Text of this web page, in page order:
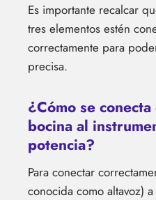
Es importante recalcar
tres elementos estén
correctamente para
precisa.
¿Cómo se
bocina al
potencia?
Para conectar
conocida como altavoz)